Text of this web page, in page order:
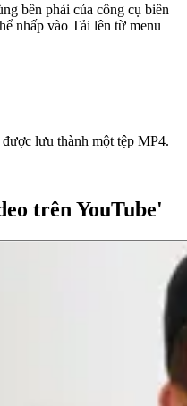
bên phải của công cụ biên
nhấp vào Tải lên từ menu
lưu thành một tệp MP4.
trên YouTube'